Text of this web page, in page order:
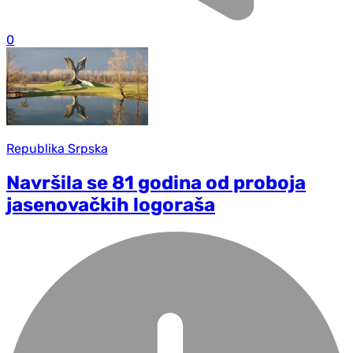
0
Republika Srpska
Navršila se 81 godina od proboja
jasenovačkih logoraša